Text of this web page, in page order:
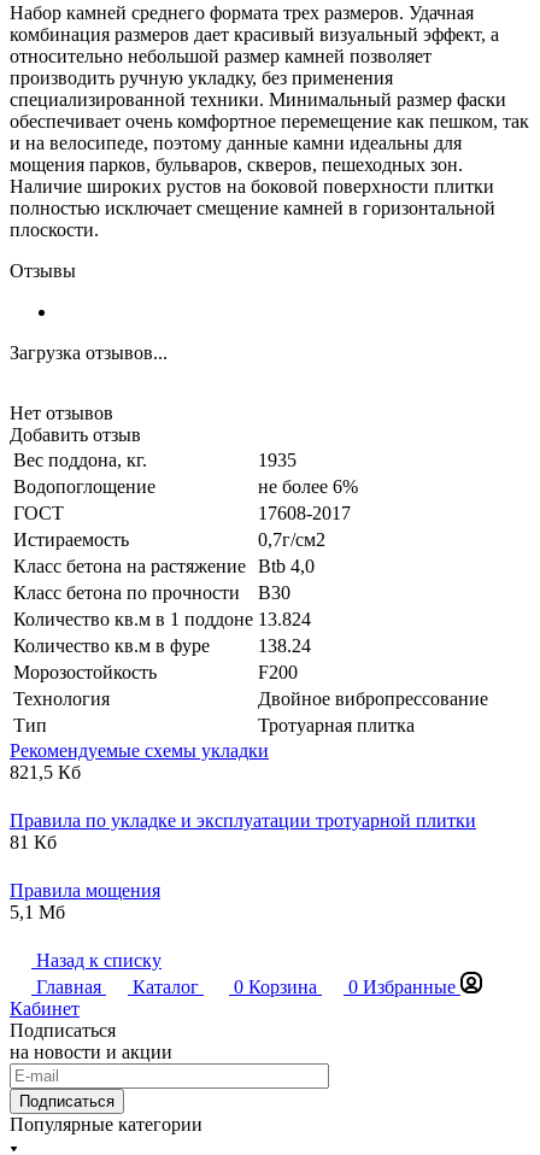
Набор камней среднего формата трех размеров. Удачная
комбинация размеров дает красивый визуальный эффект, а
относительно небольшой размер камней позволяет
производить ручную укладку, без применения
специализированной техники. Минимальный размер фаски
обеспечивает очень комфортное перемещение как пешком, так
и на велосипеде, поэтому данные камни идеальны для
мощения парков, бульваров, скверов, пешеходных зон.
Наличие широких рустов на боковой поверхности плитки
полностью исключает смещение камней в горизонтальной
плоскости.
Отзывы
Загрузка отзывов...
Нет отзывов
Добавить отзыв
Вес поддона, кг.
1935
Водопоглощение
не более 6%
ГОСТ
17608-2017
Истираемость
0,7г/см2
Класс бетона на растяжение Btb 4,0
Класс бетона по прочности
B30
Количество кв.м в 1 поддоне 13.824
Количество кв.м в фуре
138.24
Морозостойкость
F200
Технология
Двойное вибропрессование
Тип
Тротуарная плитка
Рекомендуемые схемы укладки
821,5 Кб
Правила по укладке и эксплуатации тротуарной плитки
81 Кб
Правила мощения
5,1 Мб
Назад к списку
Главная
Каталог 0 Корзина 0 Избранные
Кабинет
Подписаться
на новости и акции
Подписаться
Популярные категории